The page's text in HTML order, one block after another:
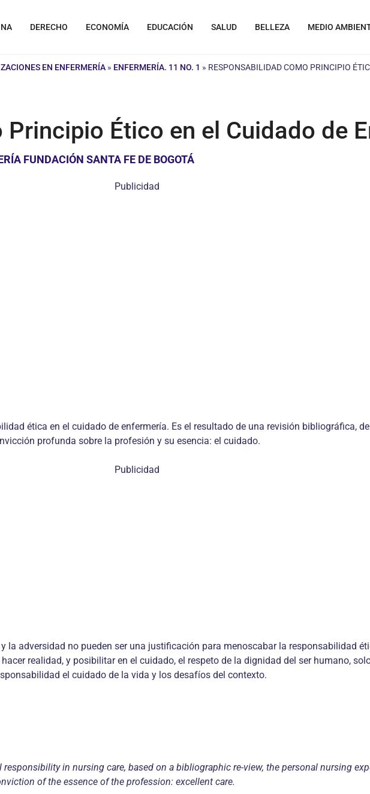
DERECHO ECONOMÍA EDUCACIÓN SALUD BELLEZA MEDIO
EN ENFERMERÍA » ENFERMERÍA. 11 NO. 1 » RESPONSABILIDAD COMO PRINCIPIO
Ético en el Cuidado de
FUNDACIÓN SANTA FE DE BOGOTÁ
Publicidad
ética en el cuidado de enfermería. Es el resultado de una revisión bibliográfica,
profunda sobre la profesión y su esencia: el cuidado.
Publicidad
la adversidad no pueden ser una justificación para menoscabar la responsabilidad
realidad, y posibilitar en el cuidado, el respeto de la dignidad del ser humano,
el cuidado de la vida y los desafíos del contexto.
in nursing care, based on a bibliographic re-view, the personal nursing
of the essence of the profession: excellent care.